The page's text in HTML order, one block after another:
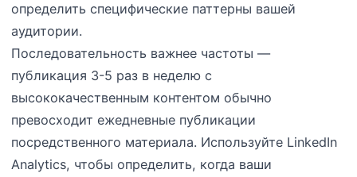
определить специфические паттерны вашей
аудитории.
Последовательность важнее частоты —
публикация 3-5 раз в неделю с
высококачественным контентом обычно
превосходит ежедневные публикации
посредственного материала. Используйте LinkedIn
Analytics, чтобы определить, когда ваши